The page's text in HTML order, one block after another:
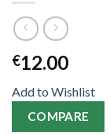
€12.00
Add to Wishlist
COMPARE